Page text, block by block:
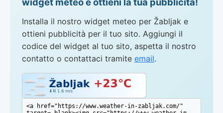
Installa il nostro widget meteo per Žabljak e
ottieni pubblicità per il tuo sito. Aggiungi il
codice del widget al tuo sito, aspetta il nostro
contatto o contattaci tramite email.